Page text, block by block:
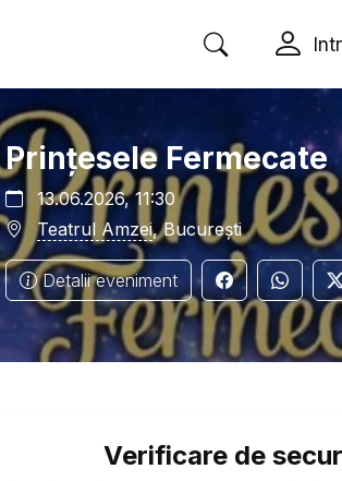
Prințesele Fermecate
13.06.2026, 11:30
Teatrul Amzei, București
Detalii eveniment
Verificare de